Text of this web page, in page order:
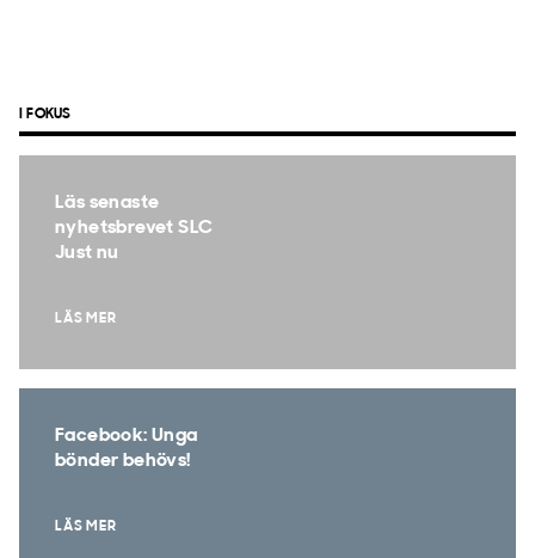
I FOKUS
Läs senaste
nyhetsbrevet SLC
Just nu
LÄS MER
Facebook: Unga
bönder behövs!
LÄS MER